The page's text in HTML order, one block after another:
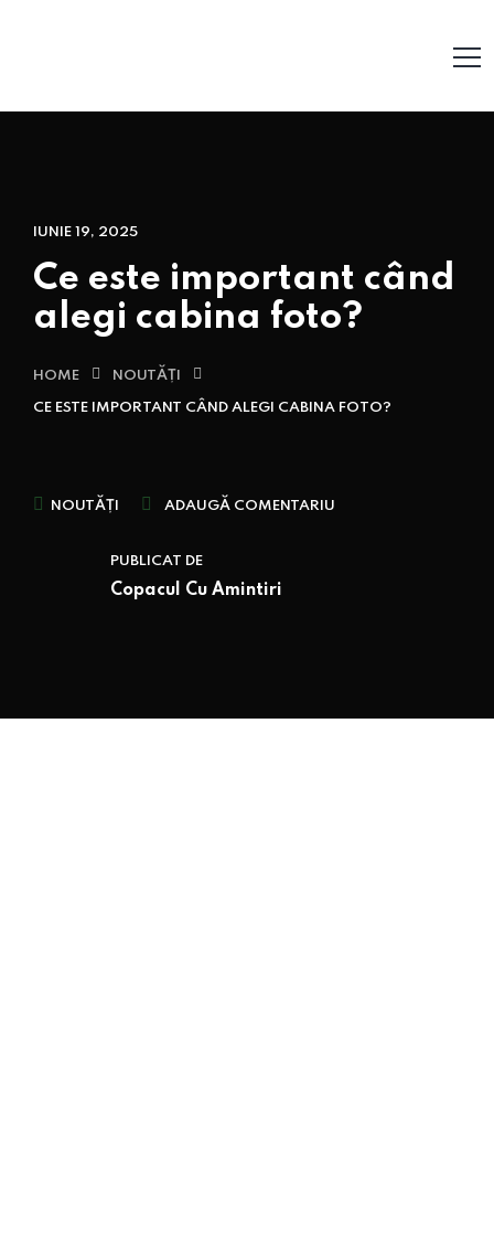
IUNIE 19, 2025
Ce este important când
alegi cabina foto?
HOME NOUTĂȚI
CE ESTE IMPORTANT CÂND ALEGI CABINA FOTO?
NOUTĂȚI ADAUGĂ COMENTARIU
PUBLICAT DE
Copacul Cu Amintiri